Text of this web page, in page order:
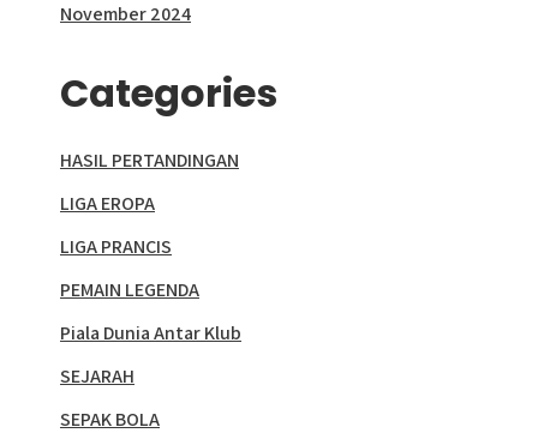
November 2024
Categories
HASIL PERTANDINGAN
LIGA EROPA
LIGA PRANCIS
PEMAIN LEGENDA
Piala Dunia Antar Klub
SEJARAH
SEPAK BOLA